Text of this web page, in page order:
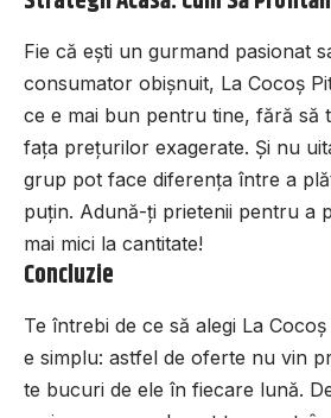
Fie că ești un gurmand pasionat
consumator obișnuit, La Cocoș
ce e mai bun pentru tine, fără să
fața prețurilor exagerate. Și nu
grup pot face diferența între a
puțin. Adună-ți prietenii pentru a
mai mici la cantitate!
Concluzie
Te întrebi de ce să alegi La
e simplu: astfel de oferte nu vin
te bucuri de ele în fiecare lună.